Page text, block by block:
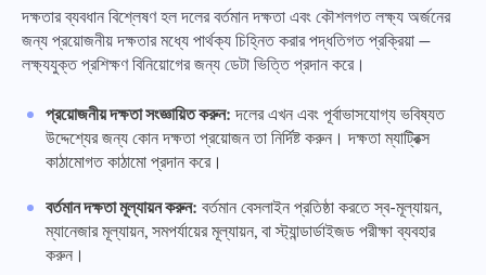
দক্ষতার ব্যবধান বিশ্লেষণ হল দলের বর্তমান দক্ষতা এবং কৌশলগত লক্ষ্য অর্জনের
জন্য প্রয়োজনীয় দক্ষতার মধ্যে পার্থক্য চিহ্নিত করার পদ্ধতিগত প্রক্রিয়া —
লক্ষ্যযুক্ত প্রশিক্ষণ বিনিয়োগের জন্য ডেটা ভিত্তি প্রদান করে।
প্রয়োজনীয় দক্ষতা সংজ্ঞায়িত করুন:দলের এখন এবং পূর্বাভাসযোগ্য ভবিষ্যত
উদ্দেশ্যের জন্য কোন দক্ষতা প্রয়োজন তা নির্দিষ্ট করুন। দক্ষতা ম্যাট্রিক্স
কাঠামোগত কাঠামো প্রদান করে।
বর্তমান দক্ষতা মূল্যায়ন করুন: বর্তমান বেসলাইন প্রতিষ্ঠা করতে স্ব-মূল্যায়ন,
ম্যানেজার মূল্যায়ন, সমপর্যায়ের মূল্যায়ন, বা স্ট্যান্ডার্ডাইজড পরীক্ষা ব্যবহার
করুন।
ফাইল ব্রাউজবা টানুন এবং ড্রপ
ফোন নম্বর
ইমেইল
তোমার বার্তা
আরও ভাল পরিষেবা নিশ্চিত করে ব্যবহারকারীর অভিজ্ঞতা উন্নত করতে
সহায়তা করে।
ফাইল ব্রাউজ বা টানুন এবং ড্রপ
Your message has been sent
successfully
We will contact you soon
Taskee এর অংশ হওয়ার জন্য ধন্যবাদ
আমরা এটি অবশ্যই পরিচিতি লাভ করব এবং এটি পণ্যতে বাস্তবায়ন
করার চেষ্টা করব। আপনি আমাদের প্রতিদিন উন্নতি করতে সাহায্য
করেন!
বৈশিষ্ট্য
কিভাবে এটি কাজ করে
ফাইল আপলোড করুন
বটনে ক্লিক করে আপনি আপনার তথ্য প্রক্রিয়া করার জন্য আপনার
সম্মতি প্রদান করছেন